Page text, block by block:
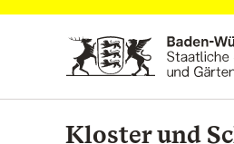
Zum Hauptinhalt springen
Kloster und